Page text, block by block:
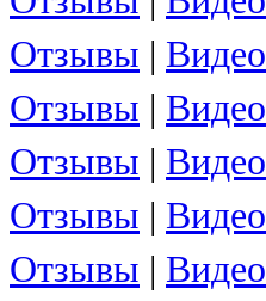
Отзывы | Видео
Отзывы | Видео
Отзывы | Видео
Отзывы | Видео
Отзывы | Видео